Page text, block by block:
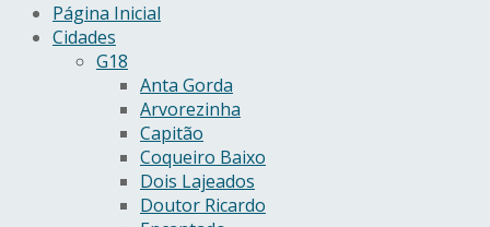
Página Inicial
Cidades
G18
Anta Gorda
Arvorezinha
Capitão
Coqueiro Baixo
Dois Lajeados
Doutor Ricardo